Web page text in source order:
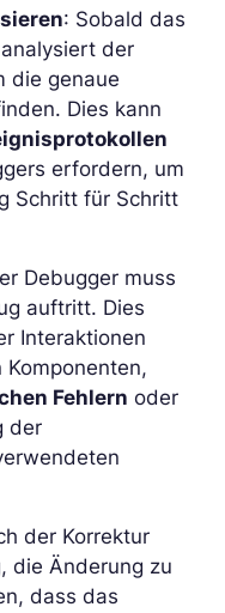
: Sobald das
der
die genaue
Dies kann
erfordern, um
Schritt für Schritt
Debugger muss
auftritt. Dies
Interaktionen
Fehlern oder
der
der Korrektur
die Änderung zu
dass das